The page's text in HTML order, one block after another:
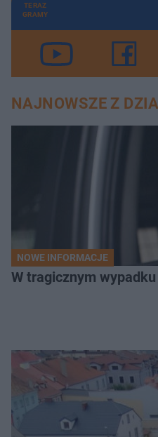
TERAZ
GRAMY
NAJNOWSZE Z
NOWE INFORMACJE
W tragicznym